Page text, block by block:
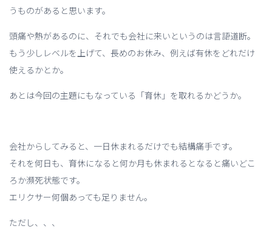
うものがあると思います。
頭痛や熱があるのに、それでも会社に来いというのは言語道断。
もう少しレベルを上げて、長めのお休み、例えば有休をどれだけ
使えるかとか。
あとは今回の主題にもなっている「育休」を取れるかどうか。
会社からしてみると、一日休まれるだけでも結構痛手です。
それを何日も、育休になると何か月も休まれるとなると痛いどこ
ろか瀕死状態です。
エリクサー何個あっても足りません。
ただし、、、